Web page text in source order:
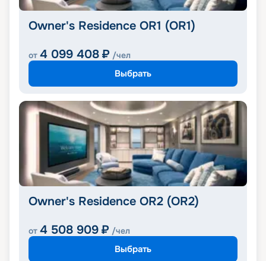
Owner's Residence OR1 (OR1)
от 4 099 408 ₽ /чел
Выбрать
Owner's Residence OR2 (OR2)
от 4 508 909 ₽ /чел
Выбрать